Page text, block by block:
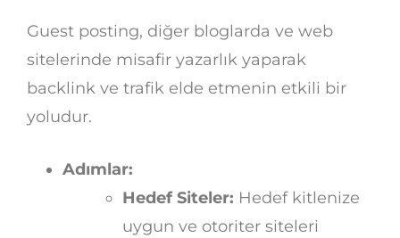
Guest posting, diğer bloglarda ve web
sitelerinde misafir yazarlık yaparak
backlink ve trafik elde etmenin etkili bir
yoludur.
Adımlar:
Hedef Siteler: Hedef kitlenize
uygun ve otoriter siteleri